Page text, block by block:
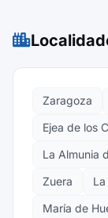
Zaragoza
Ejea de los
La Almunia
Zuera
María de